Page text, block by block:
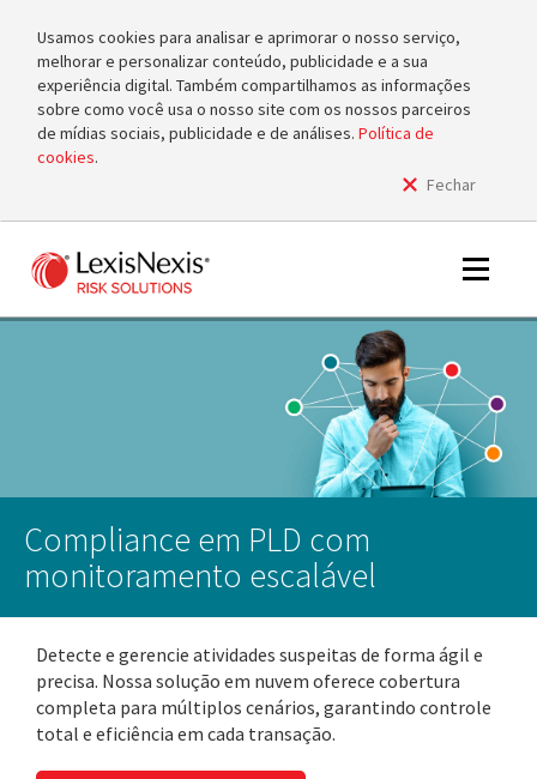
Usamos cookies para analisar e aprimorar o nosso serviço,
melhorar e personalizar conteúdo, publicidade e a sua
experiência digital. Também compartilhamos as informações
sobre como você usa o nosso site com os nossos parceiros
de mídias sociais, publicidade e de análises. Política de
cookies.
Fechar
Toggle
Compliance em PLD com
monitoramento escalável
Detecte e gerencie atividades suspeitas de forma ágil e
precisa. Nossa solução em nuvem oferece cobertura
completa para múltiplos cenários, garantindo controle
total e eficiência em cada transação.